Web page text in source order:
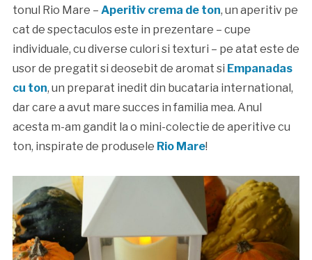
tonul Rio Mare – Aperitiv crema de ton, un aperitiv pe
cat de spectaculos este in prezentare – cupe
individuale, cu diverse culori si texturi – pe atat este de
usor de pregatit si deosebit de aromat si Empanadas
cu ton, un preparat inedit din bucataria international,
dar care a avut mare succes in familia mea. Anul
acesta m-am gandit la o mini-colectie de aperitive cu
ton, inspirate de produsele Rio Mare!